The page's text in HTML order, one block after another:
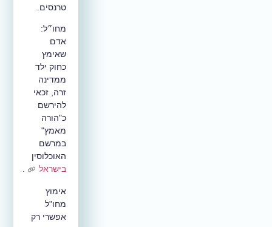
טרנסים.
מחו״ל:
אדם
שאימץ
כחוק ילד
ממדינה
זרה, זכאי
להירשם
כ"הורה
מאמץ"
במרשם
האוכלוסין
בישראל
אימוץ
מחו"ל
אפשרי רק